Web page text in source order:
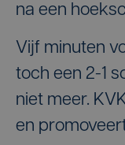
na een
Vijf minuten
toch een 2-1
niet meer.
en